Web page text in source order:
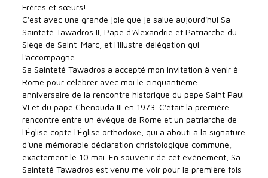
Frères et sœurs!
C'est avec une grande joie que je salue aujourd'hui Sa
Sainteté Tawadros II, Pape d'Alexandrie et Patriarche du
Siège de Saint-Marc, et l'illustre délégation qui
l'accompagne.
Sa Sainteté Tawadros a accepté mon invitation à venir à
Rome pour célébrer avec moi le cinquantième
anniversaire de la rencontre historique du pape Saint Paul
VI et du pape Chenouda III en 1973. C'était la première
rencontre entre un évêque de Rome et un patriarche de
l'Église copte l'Église orthodoxe, qui a abouti à la signature
d'une mémorable déclaration christologique commune,
exactement le 10 mai. En souvenir de cet événement, Sa
Sainteté Tawadros est venu me voir pour la première fois